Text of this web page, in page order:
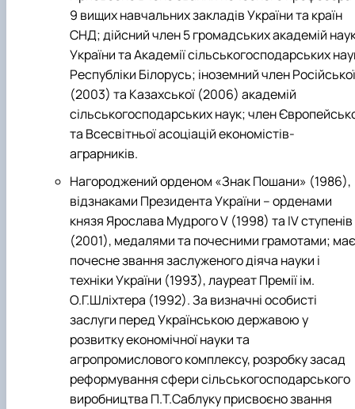
9 вищих навчальних закладів України та країн
СНД; дійсний член 5 громадських академій
України та Академії сільськогосподарських
Республіки Білорусь; іноземний член Російської
(2003) та Казахської (2006) акаде­мій
сільськогосподарських наук; член
та Всесвітньої асоціацій економістів-
аграрників.
Нагороджений орденом «Знак Пошани» (1986),
відзнаками Президента України – орденами
князя Ярослава Мудрого V (1998) та IV сту­пенів
(2001), медалями та почесними грамотами; має
почесне зван­ня заслуженого діяча науки і
техніки України (1993), лауреат Премії ім.
О.Г.Шліхтера (1992). За визначні особисті
заслуги перед Українською державою у
розвитку економічної науки та
агропромислового комплексу, розробку засад
ре­формування сфери сільськогосподарського
виробництва П.Т.Саблуку присвоєно звання